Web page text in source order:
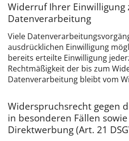
Widerruf Ihrer Einwilligung
Datenverarbeitung
Viele
ausdrücklichen Einwilligung
bereits erteilte Einwilligung
Rechtmäßigkeit der bis zum
Datenverarbeitung bleibt vom
Widerspruchsrecht gegen
in besonderen Fällen sowie
Direktwerbung (Art. 21